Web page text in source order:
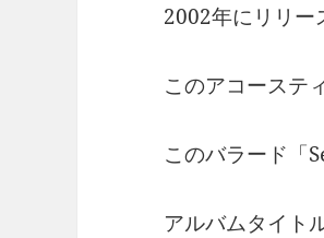
2002年にリリー
このアコーステ
このバラード「
アルバムタイト